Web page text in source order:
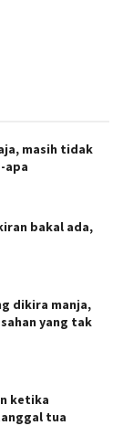
masih tidak
apa
bakal ada,
dikira manja,
yang tak
ketika
tua